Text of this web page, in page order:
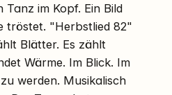
Tanz im Kopf. Ein Bild
tröstet. "Herbstlied 82"
Blätter. Es zählt
Wärme. Im Blick. Im
werden. Musikalisch